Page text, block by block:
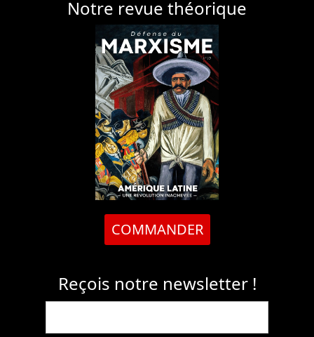
Notre revue théorique
COMMANDER
Reçois notre newsletter !